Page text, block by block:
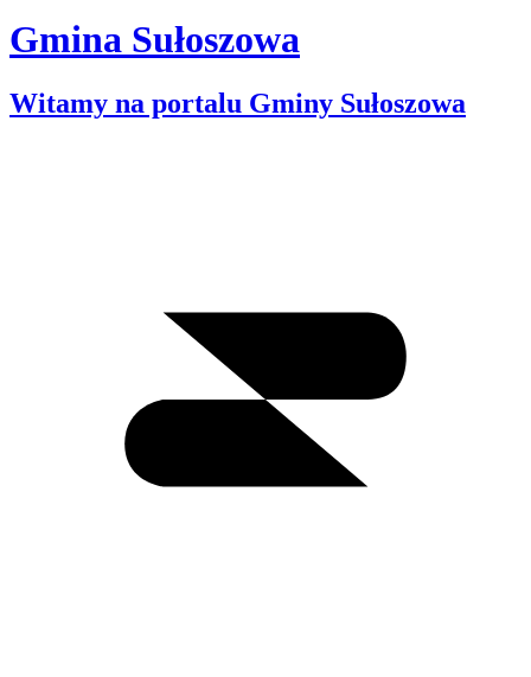
Gmina Sułoszowa
Witamy na portalu Gminy Sułoszowa